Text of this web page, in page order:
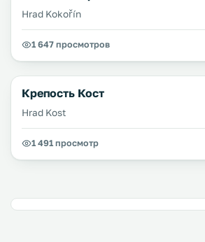
Hrad Kokořín
1 647 просмотров
Крепость Кост
Hrad Kost
1 491 просмотр